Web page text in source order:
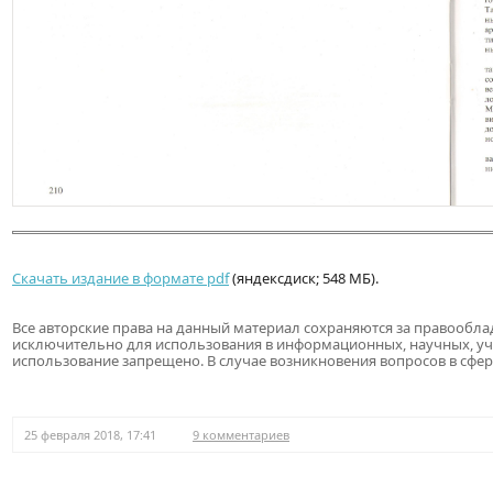
Скачать издание в формате pdf(яндексдиск; 548 МБ).
Все авторские права на данный материал сохраняются за
исключительно для использования в информационных, научных,
использование запрещено. В случае возникновения вопросов в
25 февраля 2018, 17:41 9 комментариев